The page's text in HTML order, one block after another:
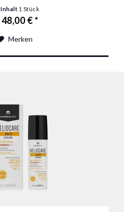
Inhalt 1 Stück
48,00 € *
Merken